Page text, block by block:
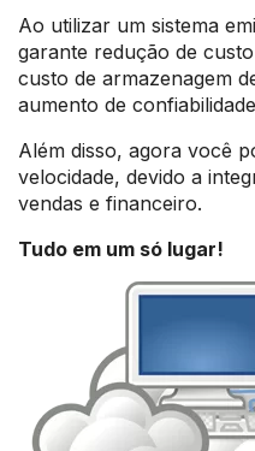
Ao utilizar um sistema
garante redução de
custo de armazenagem
aumento de
Além disso, agora você
velocidade, devido a
vendas e financeiro.
Tudo em um só lugar!